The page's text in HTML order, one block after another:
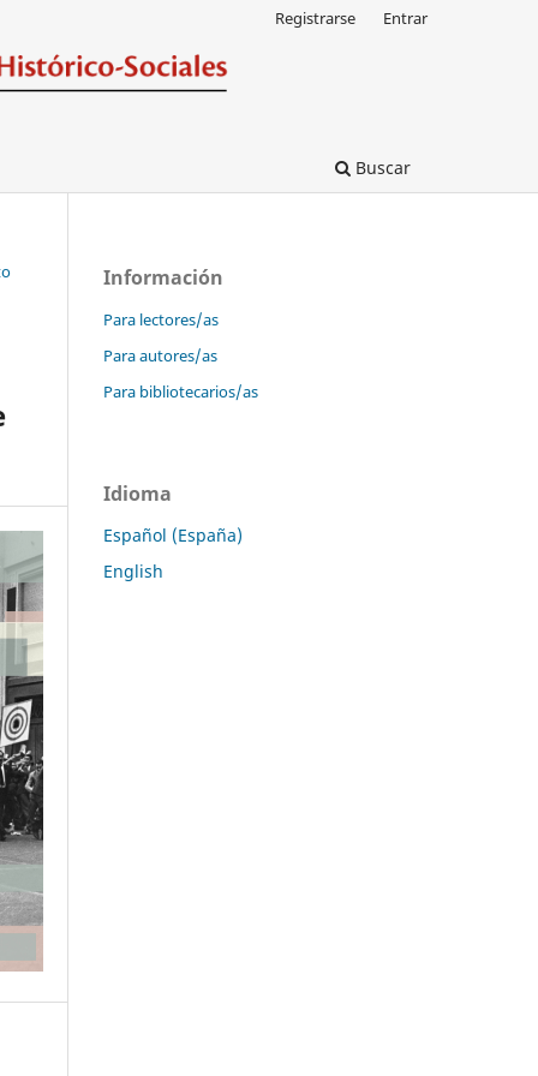
Buscar
Registrarse Entrar
Información
Para lectores/as
Para autores/as
Para bibliotecarios/as
Idioma
Español (España)
English